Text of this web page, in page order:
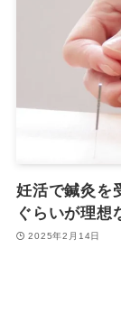
妊活で鍼灸を
ぐらいが理想
2025年2月14日